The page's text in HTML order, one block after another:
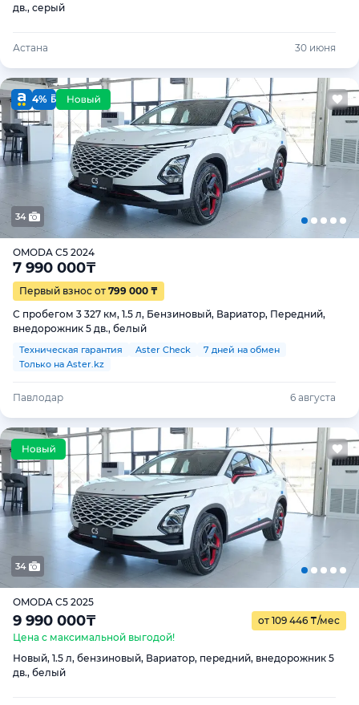
дв., серый
Астана 30 июня
4%
34
OMODA C5 2024
7 990 000₸
Первый взнос от 799 000 ₸
С пробегом 3 327 км, 1.5 л, Бензиновый, Вариатор, Передний,
внедорожник 5 дв., белый
Техническая гарантия Aster Check
7 дней на обмен
Только на Aster.kz
Павлодар 6 августа
34
OMODA C5 2025
9 990 000₸ от 109 446 ₸/мес
Цена с максимальной выгодой!
Новый, 1.5 л, бензиновый, Вариатор, передний, внедорожник 5
дв., белый